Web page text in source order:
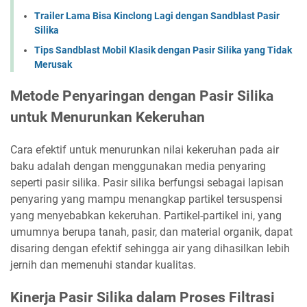
Trailer Lama Bisa Kinclong Lagi dengan Sandblast Pasir
Silika
Tips Sandblast Mobil Klasik dengan Pasir Silika yang Tidak
Merusak
Metode Penyaringan dengan Pasir Silika
untuk Menurunkan Kekeruhan
Cara efektif untuk menurunkan nilai kekeruhan pada air
baku adalah dengan menggunakan media penyaring
seperti pasir silika. Pasir silika berfungsi sebagai lapisan
penyaring yang mampu menangkap partikel tersuspensi
yang menyebabkan kekeruhan. Partikel-partikel ini, yang
umumnya berupa tanah, pasir, dan material organik, dapat
disaring dengan efektif sehingga air yang dihasilkan lebih
jernih dan memenuhi standar kualitas.
Kinerja Pasir Silika dalam Proses Filtrasi